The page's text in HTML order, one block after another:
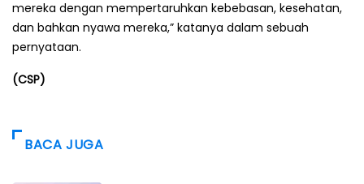
mereka dengan mempertaruhkan kebebasan, kesehatan,
dan bahkan nyawa mereka,” katanya dalam sebuah
pernyataan.
(CSP)
BACA JUGA